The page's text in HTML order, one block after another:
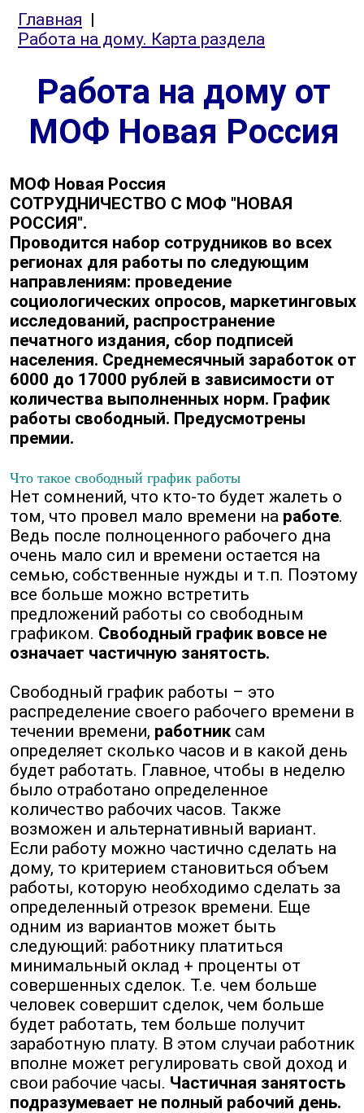
Главная |
Работа на дому. Карта раздела
Работа на дому от
МОФ Новая Россия
МОФ Новая Россия
СОТРУДНИЧЕСТВО С МОФ "НОВАЯ
РОССИЯ".
Проводится набор сотрудников во всех
регионах для работы по следующим
направлениям: проведение
социологических опросов, маркетинговых
исследований, распространение
печатного издания, сбор подписей
населения. Среднемесячный заработок от
6000 до 17000 рублей в зависимости от
количества выполненных норм. График
работы свободный. Предусмотрены
премии.
Что такое свободный график работы
Нет сомнений, что кто-то будет жалеть о
том, что провел мало времени на работе.
Ведь после полноценного рабочего дна
очень мало сил и времени остается на
семью, собственные нужды и т.п. Поэтому
все больше можно встретить
предложений работы со свободным
графиком. Свободный график вовсе не
означает частичную занятость.
Свободный график работы – это
распределение своего рабочего времени в
течении времени, работник сам
определяет сколько часов и в какой день
будет работать. Главное, чтобы в неделю
было отработано определенное
количество рабочих часов. Также
возможен и альтернативный вариант.
Если работу можно частично сделать на
дому, то критерием становиться объем
работы, которую необходимо сделать за
определенный отрезок времени. Еще
одним из вариантов может быть
следующий: работнику платиться
минимальный оклад + проценты от
совершенных сделок. Т.е. чем больше
человек совершит сделок, чем больше
будет работать, тем больше получит
заработную плату. В этом случаи работник
вполне может регулировать свой доход и
свои рабочие часы. Частичная занятость
подразумевает не полный рабочий день.